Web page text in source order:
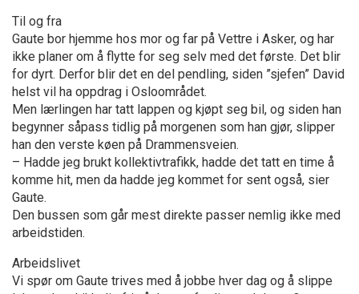
Til og fra
Gaute bor hjemme hos mor og far på Vettre i Asker, og har
ikke planer om å flytte for seg selv med det første. Det blir
for dyrt. Derfor blir det en del pendling, siden ”sjefen” David
helst vil ha oppdrag i Osloområdet.
Men lærlingen har tatt lappen og kjøpt seg bil, og siden han
begynner såpass tidlig på morgenen som han gjør, slipper
han den verste køen på Drammensveien.
– Hadde jeg brukt kollektivtrafikk, hadde det tatt en time å
komme hit, men da hadde jeg kommet for sent også, sier
Gaute.
Den bussen som går mest direkte passer nemlig ikke med
arbeidstiden.
Arbeidslivet
Vi spør om Gaute trives med å jobbe hver dag og å slippe